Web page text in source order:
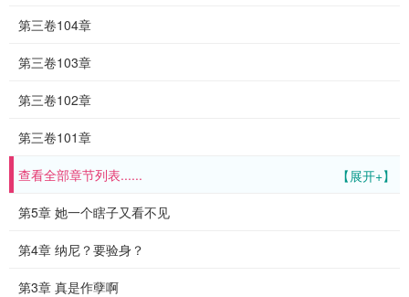
第三卷104章
第三卷103章
第三卷102章
第三卷101章
【展开+】
查看全部章节列表......
第5章 她一个瞎子又看不见
第4章 纳尼？要验身？
第3章 真是作孽啊